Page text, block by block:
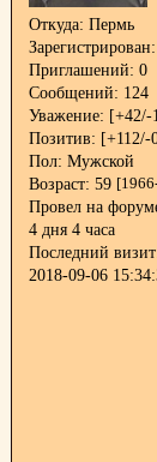
Откуда: Пермь
Зарегистрирован
Приглашений: 0
Сообщений: 124
Уважение: [+42/-
Позитив: [+112/-
Пол: Мужской
Возраст: 59
Провел на
4 дня 4 часа
Последний
2018-09-06